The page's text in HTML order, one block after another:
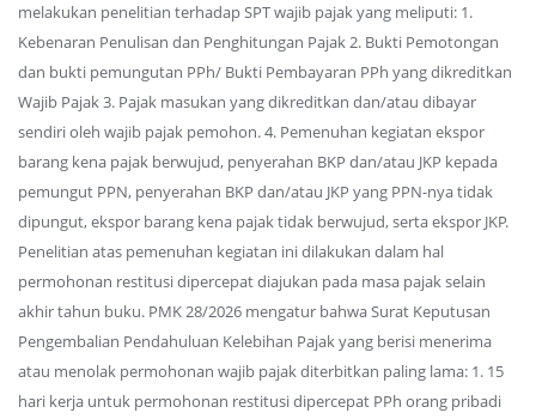
melakukan penelitian terhadap SPT wajib pajak yang meliputi: 1.
Kebenaran Penulisan dan Penghitungan Pajak 2. Bukti Pemotongan
dan bukti pemungutan PPh/ Bukti Pembayaran PPh yang dikreditkan
Wajib Pajak 3. Pajak masukan yang dikreditkan dan/atau dibayar
sendiri oleh wajib pajak pemohon. 4. Pemenuhan kegiatan ekspor
barang kena pajak berwujud, penyerahan BKP dan/atau JKP kepada
pemungut PPN, penyerahan BKP dan/atau JKP yang PPN-nya tidak
dipungut, ekspor barang kena pajak tidak berwujud, serta ekspor JKP.
Penelitian atas pemenuhan kegiatan ini dilakukan dalam hal
permohonan restitusi dipercepat diajukan pada masa pajak selain
akhir tahun buku. PMK 28/2026 mengatur bahwa Surat Keputusan
Pengembalian Pendahuluan Kelebihan Pajak yang berisi menerima
atau menolak permohonan wajib pajak diterbitkan paling lama: 1. 15
hari kerja untuk permohonan restitusi dipercepat PPh orang pribadi